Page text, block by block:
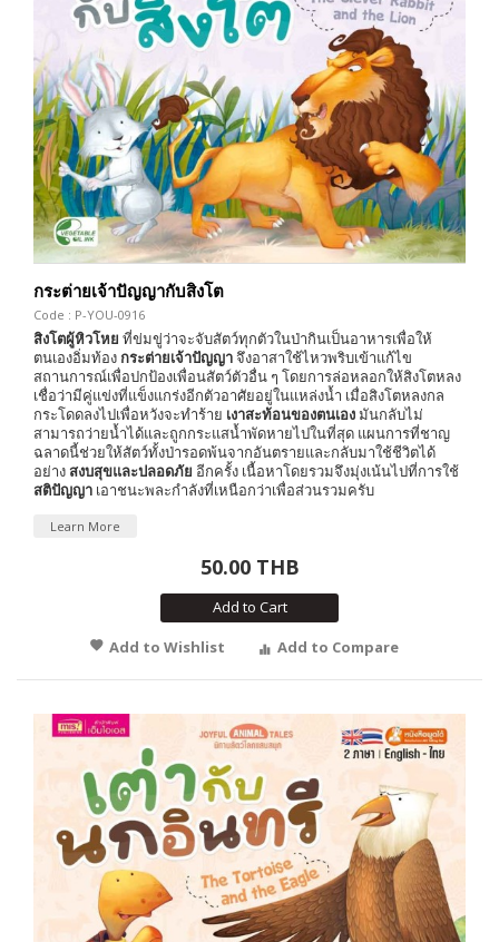
กระต่ายเจ้าปัญญากับสิงโต
Code : P-YOU-0916
สิงโตผู้หิวโหย ที่ข่มขู่ว่าจะจับสัตว์ทุกตัวในป่ากินเป็นอาหารเพื่อให้
ตนเองอิ่มท้องกระต่ายเจ้าปัญญาจึงอาสาใช้ไหวพริบเข้าแก้ไข
สถานการณ์เพื่อปกป้องเพื่อนสัตว์ตัวอื่น ๆ โดยการล่อหลอกให้สิงโตหลง
เชื่อว่ามีคู่แข่งที่แข็งแกร่งอีกตัวอาศัยอยู่ในแหล่งน้ำ เมื่อสิงโตหลงกล
กระโดดลงไปเพื่อหวังจะทำร้าย เงาสะท้อนของตนเองมันกลับไม่
สามารถว่ายน้ำได้และถูกกระแสน้ำพัดหายไปในที่สุด แผนการที่ชาญ
ฉลาดนี้ช่วยให้สัตว์ทั้งป่ารอดพ้นจากอันตรายและกลับมาใช้ชีวิตได้
อย่างสงบสุขและปลอดภัย อีกครั้ง เนื้อหาโดยรวมจึงมุ่งเน้นไปที่การใช้
สติปัญญา เอาชนะพละกำลังที่เหนือกว่าเพื่อส่วนรวมครับ
Learn More
50.00 THB
Add to Cart
Add to Wishlist
Add to Compare